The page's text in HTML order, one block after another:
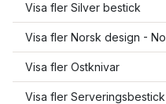
Visa fler Silver bestick
Visa fler Norsk design -
Visa fler Ostknivar
Visa fler Serveringsbestick